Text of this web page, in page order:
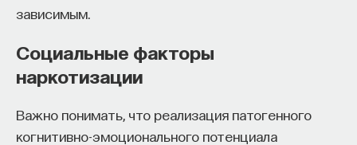
зависимым.
Социальные факторы
наркотизации
Важно понимать, что реализация патогенного
когнитивно-эмоционального потенциала
ПАРТНЁР ПРОЕКТА